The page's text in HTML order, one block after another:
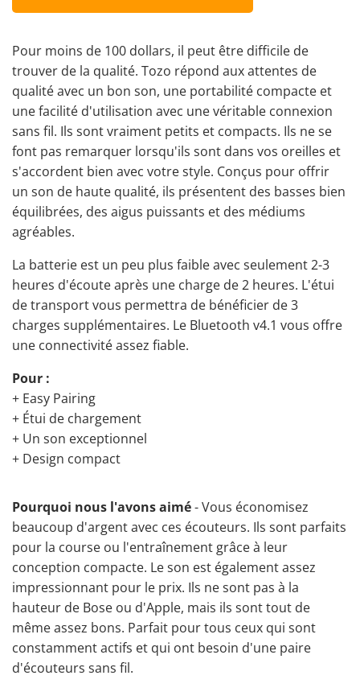
Pour moins de 100 dollars, il peut être difficile de
trouver de la qualité. Tozo répond aux attentes de
qualité avec un bon son, une portabilité compacte et
une facilité d'utilisation avec une véritable connexion
sans fil. Ils sont vraiment petits et compacts. Ils ne se
font pas remarquer lorsqu'ils sont dans vos oreilles et
s'accordent bien avec votre style. Conçus pour offrir
un son de haute qualité, ils présentent des basses bien
équilibrées, des aigus puissants et des médiums
agréables.
La batterie est un peu plus faible avec seulement 2-3
heures d'écoute après une charge de 2 heures. L'étui
de transport vous permettra de bénéficier de 3
charges supplémentaires. Le Bluetooth v4.1 vous offre
une connectivité assez fiable.
Pour :
+ Easy Pairing
+ Étui de chargement
+ Un son exceptionnel
+ Design compact
Pourquoi nous l'avons aimé- Vous économisez
beaucoup d'argent avec ces écouteurs. Ils sont parfaits
pour la course ou l'entraînement grâce à leur
conception compacte. Le son est également assez
impressionnant pour le prix. Ils ne sont pas à la
hauteur de Bose ou d'Apple, mais ils sont tout de
même assez bons. Parfait pour tous ceux qui sont
constamment actifs et qui ont besoin d'une paire
d'écouteurs sans fil.